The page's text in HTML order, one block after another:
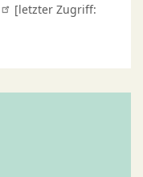
[letzter Zugriff: